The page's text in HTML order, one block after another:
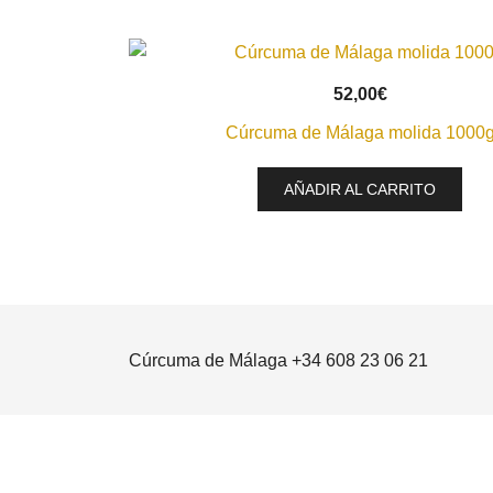
VISTA RÁPIDA
52,00€
Cúrcuma de Málaga molida
AÑADIR AL CARRITO
Cúrcuma de Málaga +34 608 23 06 21